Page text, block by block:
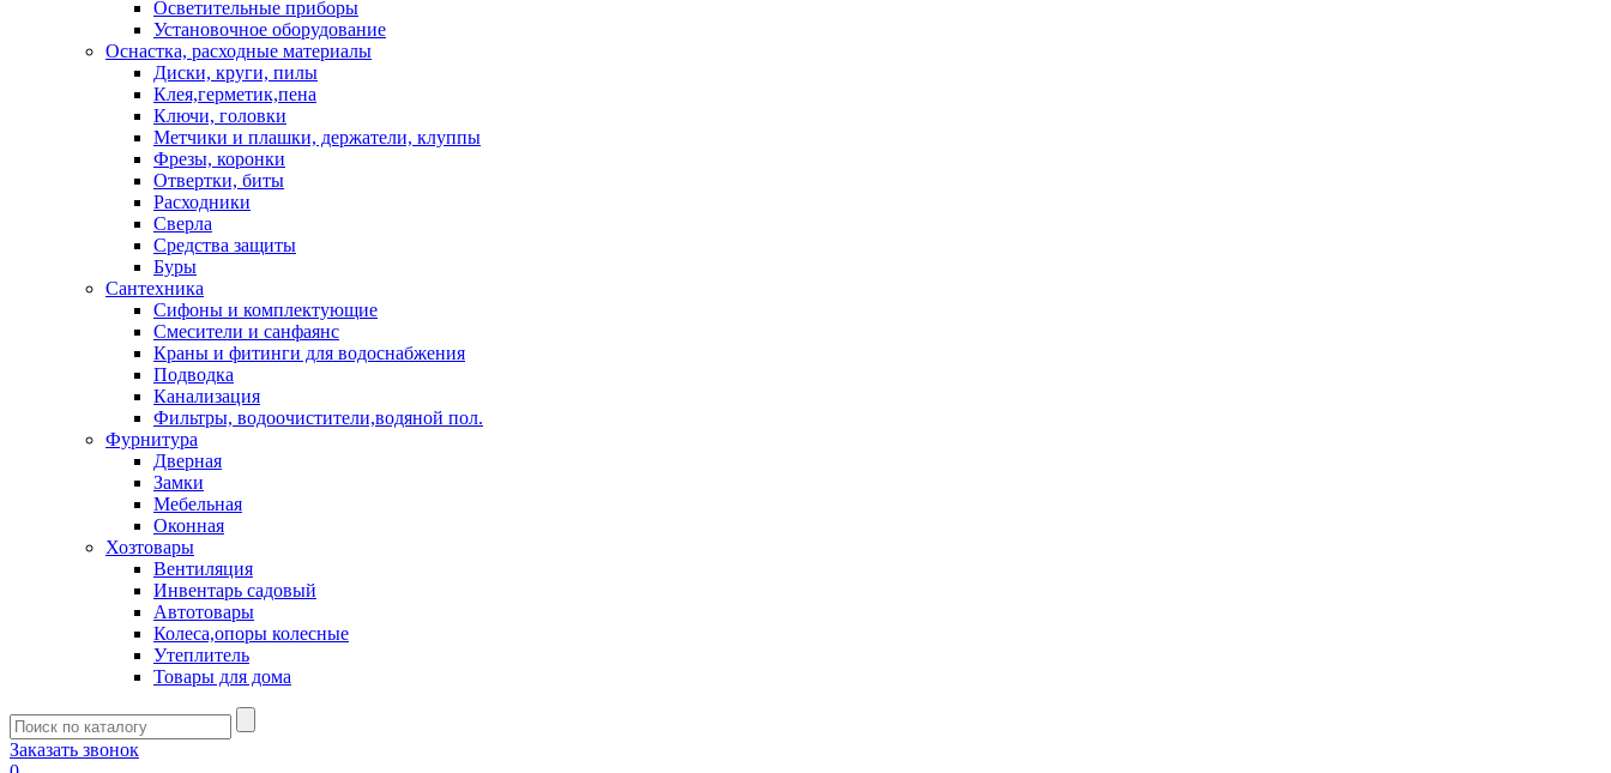
Осветительные приборы
Установочное оборудование
Оснастка, расходные материалы
Диски, круги, пилы
Клея,герметик,пена
Ключи, головки
Метчики и плашки, держатели, клуппы
Фрезы, коронки
Отвертки, биты
Расходники
Сверла
Средства защиты
Буры
Сантехника
Сифоны и комплектующие
Смесители и санфаянс
Краны и фитинги для водоснабжения
Подводка
Канализация
Фильтры, водоочистители,водяной пол.
Фурнитура
Дверная
Замки
Мебельная
Оконная
Хозтовары
Вентиляция
Инвентарь садовый
Автотовары
Колеса,опоры колесные
Утеплитель
Товары для дома
Заказать звонок